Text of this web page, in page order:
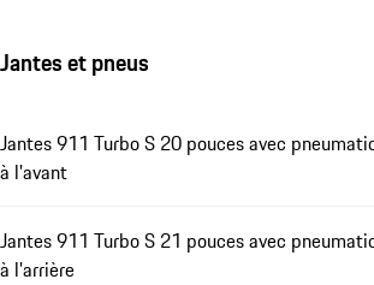
Jantes et pneus
Jantes 911 Turbo S 20 pouces avec
à l'avant
Jantes 911 Turbo S 21 pouces avec
à l'arrière